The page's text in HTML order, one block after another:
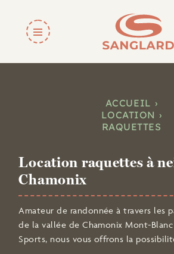
ACCUEIL
LOCATION
RAQUETTES
Location raquettes à
Chamonix
Amateur de randonnée à travers les
de la vallée de Chamonix Mont-Blanc
Sports, nous vous offrons la